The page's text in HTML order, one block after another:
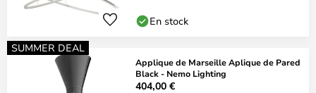
En stock
SUMMER DEAL
Applique de Marseille Aplique de Pared
Black - Nemo Lighting
404,00 €